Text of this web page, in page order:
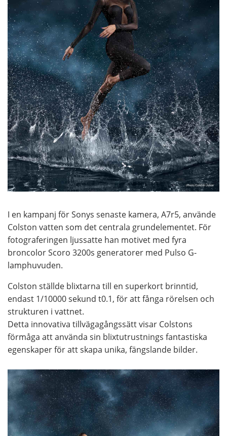
I en kampanj för Sonys senaste kamera, A7r5, använde
Colston vatten som det centrala grundelementet. För
fotograferingen ljussatte han motivet med fyra
broncolor Scoro 3200s generatorer med Pulso G-
lamphuvuden.
Colston ställde blixtarna till en superkort brinntid,
endast 1/10000 sekund t0.1, för att fånga rörelsen och
strukturen i vattnet.
Detta innovativa tillvägagångssätt visar Colstons
förmåga att använda sin blixtutrustnings fantastiska
egenskaper för att skapa unika, fängslande bilder.